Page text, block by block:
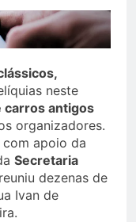
neste
carros antigos
organizadores.
com apoio da
Secretaria
dezenas de
Ivan de